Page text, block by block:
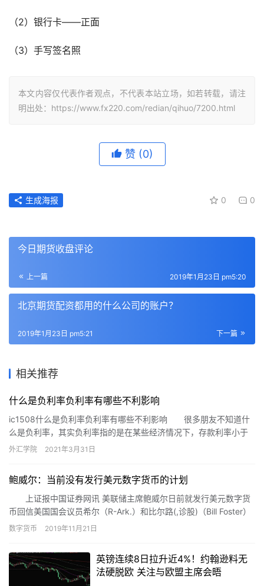
（2）银行卡——正面
（3）手写签名照
本文内容仅代表作者观点，不代表本站立场，如若转载，请注
明出处：https://www.fx220.com/redian/qihuo/7200.html
赞 (0)
0 0
生成海报
今日期货收盘评论
上一篇 2019年1月23日 pm5:20
北京期货配资都用的什么公司的账户？
下一篇
2019年1月23日 pm5:21
相关推荐
什么是负利率负利率有哪些不利影响
ic1508什么是负利率负利率有哪些不利影响 很多朋友不知道什
么是负利率，其实负利率指的是在某些经济情况下，存款利率小于
同期CPI的上涨幅度。这时居民的银行存款随着时间的推移购买力逐
外汇学院 2021年3月31日
鲍威尔：当前没有发行美元数字货币的计划
上证报中国证券网讯 美联储主席鲍威尔日前就发行美元数字货
币回信美国国会议员希尔（R-Ark.）和比尔路(,诊股)（Bill Foster）
时表示，美联储正密切关注多国央行正在探索的数字货币，但目前
数字货币 2019年11月21日
英镑连续8日拉升近4%！约翰逊料无
法硬脱欧 关注与欧盟主席会晤